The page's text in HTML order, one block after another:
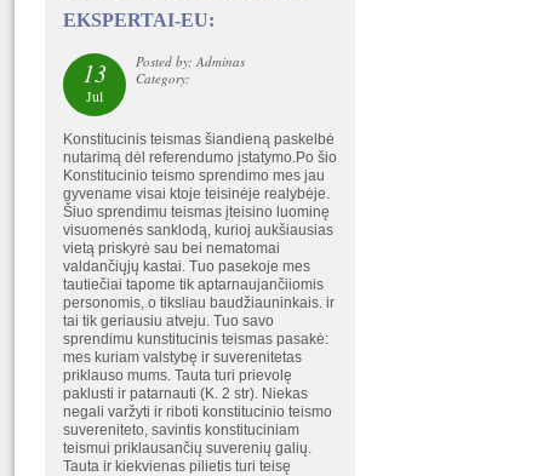
EKSPERTAI-EU:
13
Jul
Posted by: Adminas
Category:
Konstitucinis teismas šiandieną paskelbė
nutarimą dėl referendumo įstatymo.Po šio
Konstitucinio teismo sprendimo mes jau
gyvename visai ktoje teisinėje realybėje.
Šiuo sprendimu teismas įteisino luominę
visuomenės sanklodą, kurioj aukšiausias
vietą priskyrė sau bei nematomai
valdančiųjų kastai. Tuo pasekoje mes
tautiečiai tapome tik aptarnaujančiiomis
personomis, o tiksliau baudžiauninkais. ir
tai tik geriausiu atveju. Tuo savo
sprendimu kunstitucinis teismas pasakė:
mes kuriam valstybę ir suverenitetas
priklauso mums. Tauta turi prievolę
paklusti ir patarnauti (K. 2 str). Niekas
negali varžyti ir riboti konstitucinio teismo
suvereniteto, savintis konstituciniam
teismui priklausančių suverenių galių.
Tauta ir kiekvienas pilietis turi teisę